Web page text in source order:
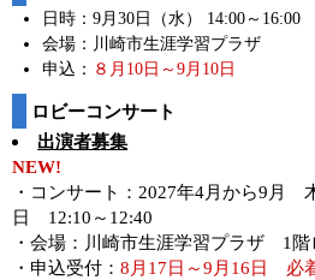
日時：9月30日（水） 14:00～16:00
会場：川崎市生涯学習プラザ
申込： ８月10日～9月10日
ロビーコンサート
出演者募集
NEW!
・コンサート：2027年4月から9月
日 12:10～12:40
・会場：川崎市生涯学習プラザ 1階
・申込受付： 8月17日～9月16日 必